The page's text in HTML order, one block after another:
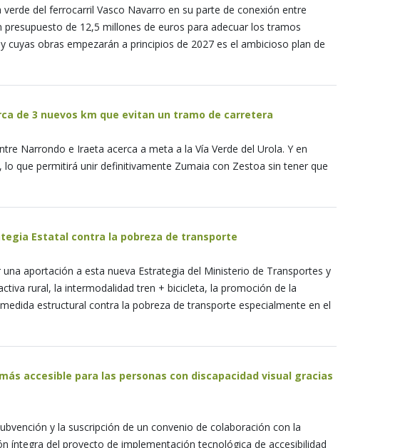
del ferrocarril Vasco Navarro en su parte de conexión entre
de 12,5 millones de euros para adecuar los tramos
obras empezarán a principios de 2027 es el ambicioso plan de
de 3 nuevos km que evitan un tramo de carretera
Narrondo e Iraeta acerca a meta a la Vía Verde del Urola. Y en
que permitirá unir definitivamente Zumaia con Zestoa sin tener que
Estatal contra la pobreza de transporte
aportación a esta nueva Estrategia del Ministerio de Transportes y
rural, la intermodalidad tren + bicicleta, la promoción de la
estructural contra la pobreza de transporte especialmente en el
accesible para las personas con discapacidad visual gracias
y la suscripción de un convenio de colaboración con la
íntegra del proyecto de implementación tecnológica de accesibilidad